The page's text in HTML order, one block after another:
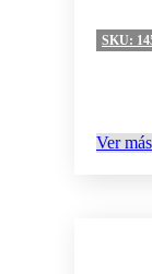
SKU:
Ver más